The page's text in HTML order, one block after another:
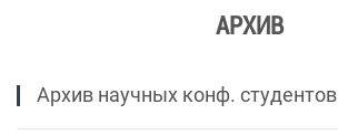
АРХИВ
Архив научных конф. студентов